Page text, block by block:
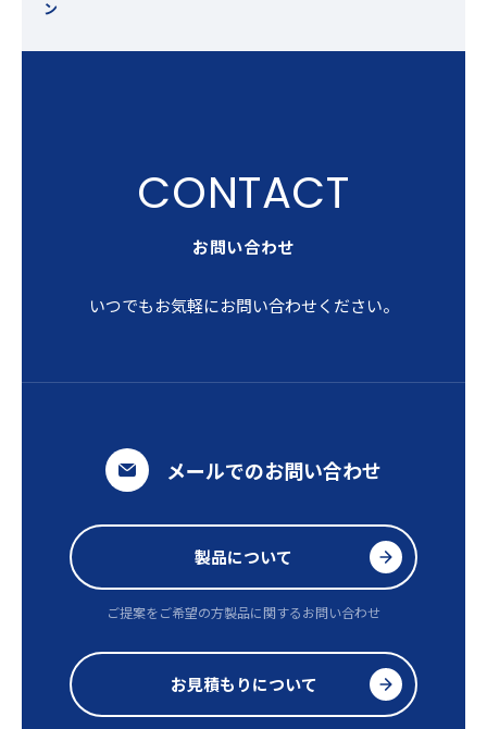
お問い合わせ
いつでもお気軽にお問い合わせください。
メールでのお問い合わせ
製品について
ご提案をご希望の方製品に関するお問い合わせ
お見積もりについて